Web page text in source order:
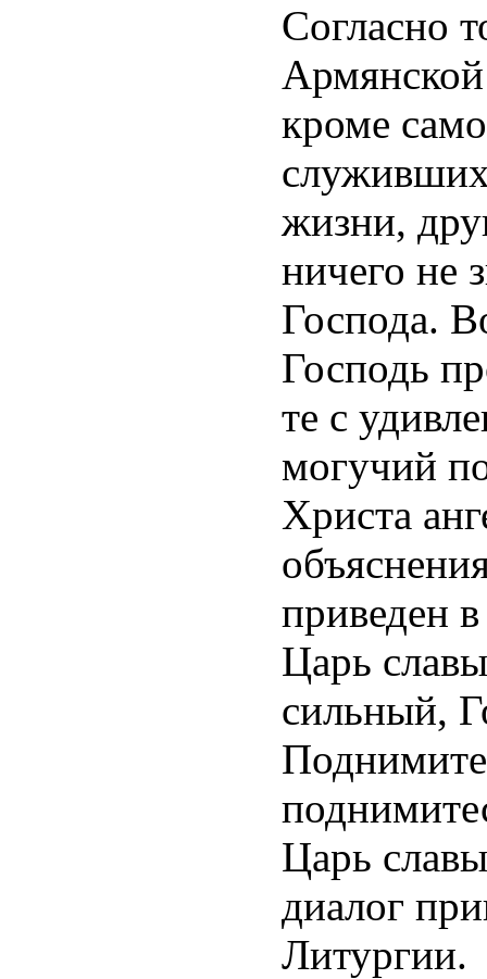
Согласно
кроме
жизни,
ничего не
Господа.
Господь
те с
могучий
Христа
приведен
Царь
сильный,
Царь
диалог
Литургии.